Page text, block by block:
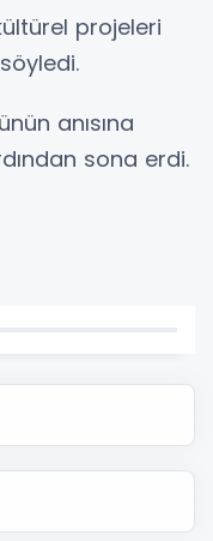
projeleri
anısına
sona erdi.